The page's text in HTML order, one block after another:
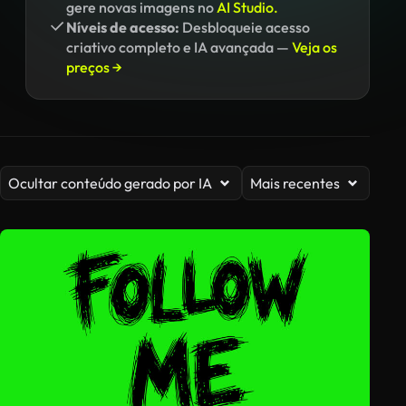
gere novas imagens noAI Studio.
Níveis de acesso: Desbloqueie acesso
criativo completo e IA avançada — Veja os
preços →
Ocultar conteúdo gerado por IA Mais recentes